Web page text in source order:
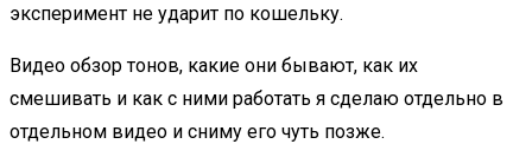
эксперимент не ударит по кошельку.
Видео обзор тонов, какие они бывают, как их
смешивать и как с ними работать я сделаю отдельно в
отдельном видео и сниму его чуть позже.